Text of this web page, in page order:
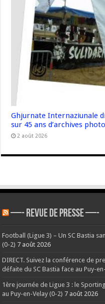
Ghjurnate Internaziunale
sur 45 ans d’archives
2 août 2026
—- REVUE DE PRESSE —-
Football (Ligue 3) – Un SC Bastia
(0-2) 7 août 2026
DIRECT. Suivez la conférence de
défaite du SC Bastia face au Puy-
1ère journée de Ligue 3 : le
au Puy-en-Velay (0-2) 7 août 2026